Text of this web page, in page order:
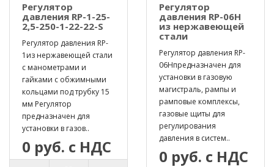
Регулятор
давления RP-1-25-
2,5-250-1-22-22-S
Регулятор давления RP-
1из нержавеющей стали
с манометрами и
гайками с обжимными
кольцами под трубку 15
мм Регулятор
предназначен для
установки в газов..
0 руб. с НДС
Регулятор
давления RP-06H
из нержавеющей
стали
Регулятор давления RP-
06Hпредназначен для
установки в газовую
магистраль, рампы и
рамповые комплексы,
газовые щиты для
регулирования
давления в систем..
0 руб. с НДС